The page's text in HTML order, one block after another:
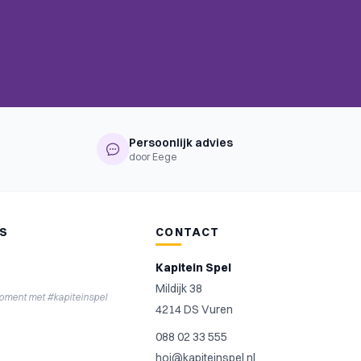
Persoonlijk advies
door Eege
met #kapiteinspel
CONTACT
Kapitein Spel
Mildijk 38
4214 DS Vuren
088 02 33 555
hoi@kapiteinspel.nl